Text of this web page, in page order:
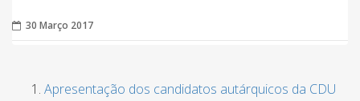
30 Março 2017
Apresentação dos candidatos autárquicos da CDU